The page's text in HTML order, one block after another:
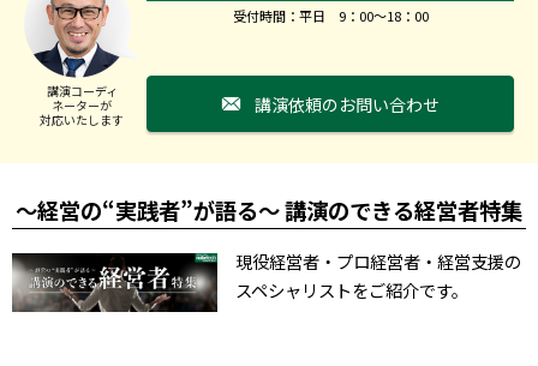
講演コーディ
ネーターが
対応いたします
受付時間：平日 9：00～18：00
講演依頼のお問い合わせ
～経営の“実践者”が語る～ 講演のできる経営者特集
現役経営者・プロ経営者・経営支援の
スペシャリストをご紹介です。